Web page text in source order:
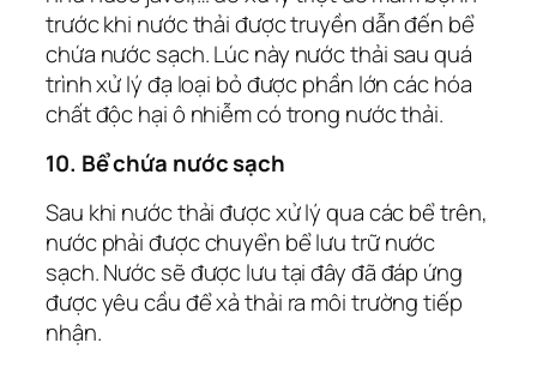
trước khi nước thải được truyền dẫn đến bể
chứa nước sạch. Lúc này nước thải sau quá
trình xử lý đạ loại bỏ được phần lớn các hóa
chất độc hại ô nhiễm có trong nước thải.
10. Bể chứa nước sạch
Sau khi nước thải được xử lý qua các bể trên,
nước phải được chuyển bể lưu trữ nước
sạch. Nước sẽ được lưu tại đây đã đáp ứng
được yêu cầu để xả thải ra môi trường tiếp
nhận.